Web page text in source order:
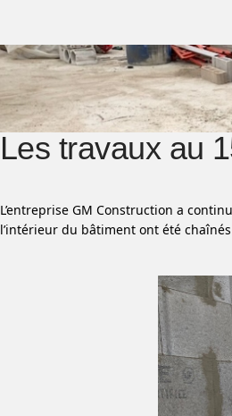
Les travaux au
L’entreprise GM Construction a
l’intérieur du bâtiment ont été